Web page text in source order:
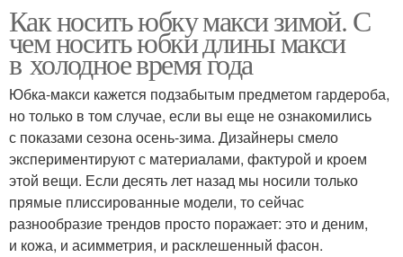
Как носить юбку макси зимой. С
чем носить юбки длины макси
в холодное время года
Юбка-макси кажется подзабытым предметом гардероба,
но только в том случае, если вы еще не ознакомились
с показами сезона осень-зима. Дизайнеры смело
экспериментируют с материалами, фактурой и кроем
этой вещи. Если десять лет назад мы носили только
прямые плиссированные модели, то сейчас
разнообразие трендов просто поражает: это и деним,
и кожа, и асимметрия, и расклешенный фасон.